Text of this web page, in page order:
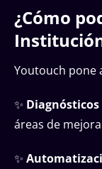
¿Cómo
Youtouch pone
✨
áreas de
✨